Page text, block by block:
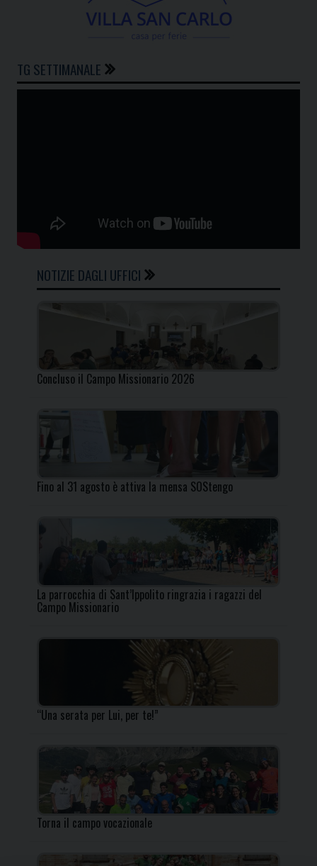
TG SETTIMANALE
NOTIZIE DAGLI UFFICI
Concluso il Campo Missionario 2026
Fino al 31 agosto è attiva la mensa SOStengo
La parrocchia di Sant’Ippolito ringrazia i ragazzi del
Campo Missionario
“Una serata per Lui, per te!”
Torna il campo vocazionale